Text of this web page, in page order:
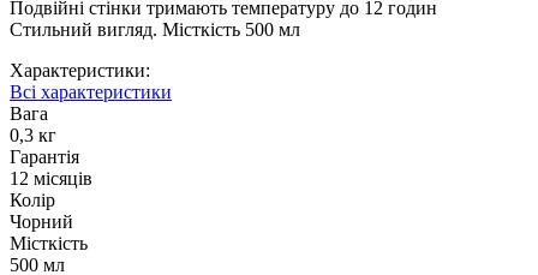
Подвійні стінки тримають температуру до 12 годин
Стильний вигляд. Місткість 500 мл
Характеристики:
Всі характеристики
Вага
0,3 кг
Гарантія
12 місяців
Колір
Чорний
Місткість
500 мл